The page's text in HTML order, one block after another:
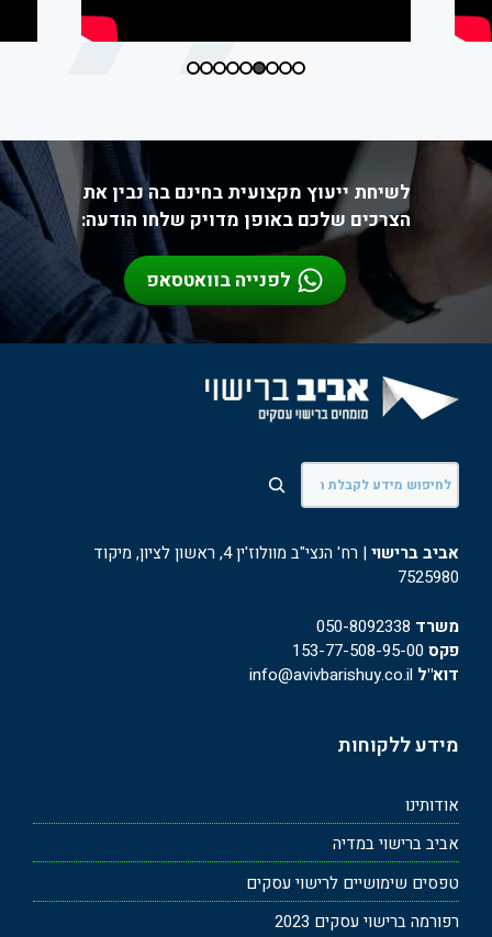
לשיחת ייעוץ מקצועית בחינם בה נבין את
הצרכים שלכם באופן מדויק שלחו הודעה:
לפנייה בוואטסאפ
חיפוש
אביב ברישוי
| רח' הנצי"ב מוולוז'ין 4, ראשון לציון, מיקוד
7525980
משרד 050-8092338
פקס
דוא"ל
מידע ללקוחות
אודותינו
אביב ברישוי במדיה
טפסים שימושיים לרישוי עסקים
רפורמה ברישוי עסקים 2023